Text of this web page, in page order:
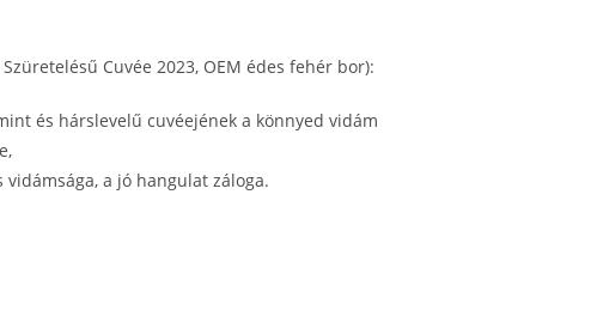
Cuvée 2023, OEM édes fehér bor):
és hárslevelű cuvéejének a könnyed vidám
a jó hangulat záloga.